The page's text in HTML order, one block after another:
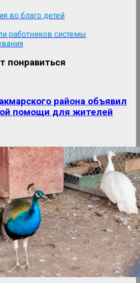
запись:
во благо детей
работников системы
понравиться
района объявил
помощи для жителей